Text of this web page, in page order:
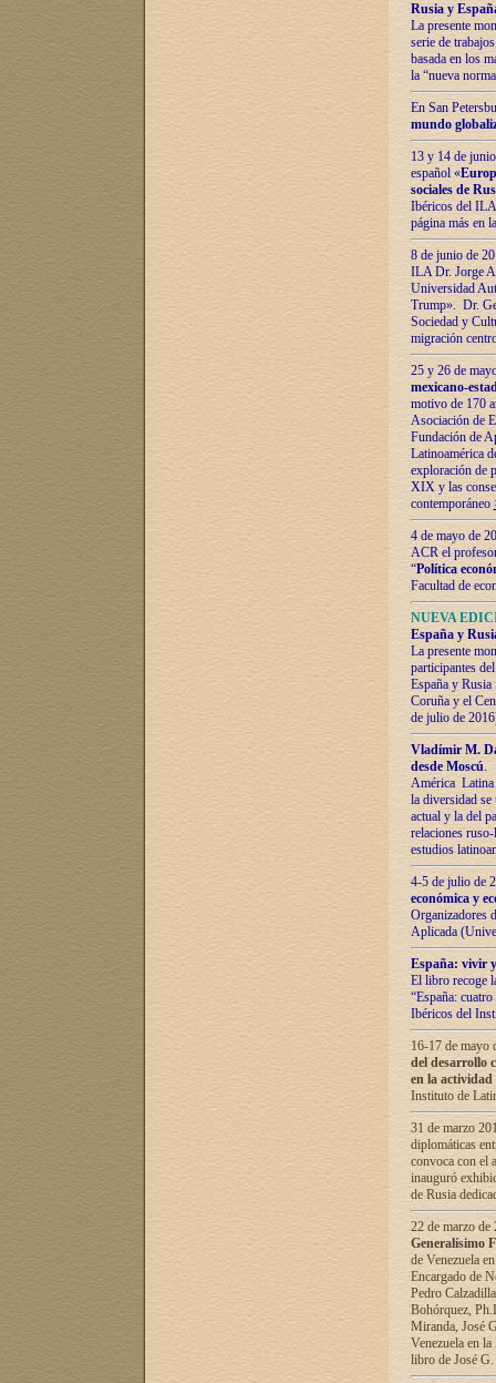
Rusia y
La presente
serie de
basada en los
la “nueva
En San
mundo
13 y 14 de
español «
sociales de
Ibéricos del ILA
página más en
8 de junio de
ILA Dr. Jorge
Universidad
Trump». Dr.
Sociedad y
migración
25 y 26 de
mexicano-
motivo de 170
Asociación de
Fundación de
Latinoamérica
exploración de
XIX y las
contemporáneo
4 de mayo de
ACR el
“Política
Facultad de
NUEVA
España y
La presente
participantes
España y
Coruña y el
de julio de
Vladímir М.
desde Moscú.
América Latina
la diversidad
actual у lа del
relaciones
estudios
4-5 de julio de
económica y
Organizadores
Aplicada
España: vivir
El libro recoge
“España:
Ibéricos del
16-17 de mayo
del desarrollo
en la
Instituto de
31 de marzo
diplomáticas
convoca con el
inauguró
de Rusia
22 de marzo
Generalísimo
de Venezuela
Encargado de
Pedro
Bohórquez,
Miranda, José
Venezuela en
libro de José